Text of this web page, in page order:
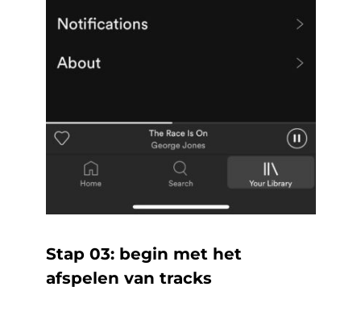
Stap 03: begin met het
afspelen van tracks